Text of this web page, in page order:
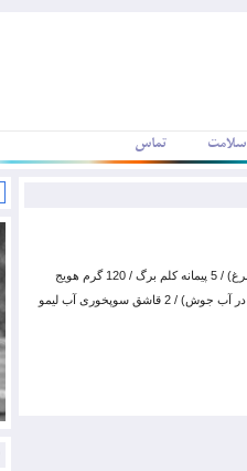
سلامت تماس
چه موادی لازم داریم؟ آرد / 2 قاشق سوپخوری کره / یک چهارم پیمانه استاک (آب مرغ) / 5 پیمانه کلم برگ / 120 گرم هویج
(نگینی خرد شده) / 2 عدد نمک و فلفل / به مقدار لازم زعفران (ساییده و حل شده در آب جوش) / 2 قاشق سوپخوری آب لیمو